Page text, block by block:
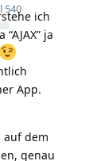
540
ich
ja
App.
auf dem
genau